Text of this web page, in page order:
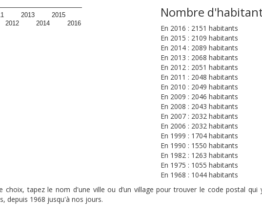
2012
2013
2014
2015
2016
Nombre
En 2016 : 2151 habitants
En 2015 : 2109 habitants
En 2014 : 2089 habitants
En 2013 : 2068 habitants
En 2012 : 2051 habitants
En 2011 : 2048 habitants
En 2010 : 2049 habitants
En 2009 : 2046 habitants
En 2008 : 2043 habitants
En 2007 : 2032 habitants
En 2006 : 2032 habitants
En 1999 : 1704 habitants
En 1990 : 1550 habitants
En 1982 : 1263 habitants
En 1975 : 1055 habitants
En 1968 : 1044 habitants
tapez le nom d'une ville ou d’un village pour trouver le code postal qui
depuis 1968 jusqu'à nos jours.